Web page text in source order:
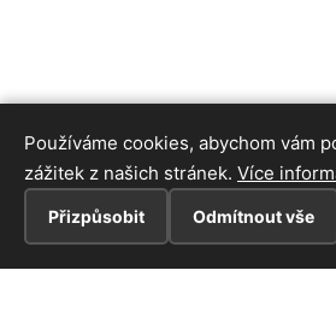
Používáme cookies, abychom vám
zážitek z našich stránek. Více
Přizpůsobit Odmítnout vše